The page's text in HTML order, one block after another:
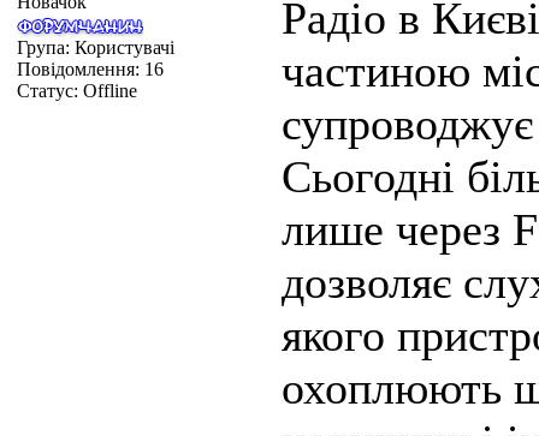
Група: Користувачі
Повідомлення: 16
Статус: Offline
Радіо в
частиною
Сьогодні
лише через
дозволяє
якого
охоплюють